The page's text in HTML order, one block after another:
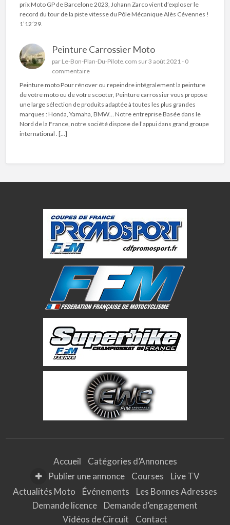
prix Moto GP de Barcelone 2023, Johann Zarco vient d’exploser le
record du tour de la piste vitesse du Pôle Mécanique Alès Cévennes !
1’12´29.
Peinture Carrossier Moto
par Le-Bon-Plan-Du-Pilote.com sur 3 août 2021 - 0
commentaire
Peinture moto Pour rénover ou repeindre intégralement la peinture
de votre moto ou de votre scooter, Peinture carrossier vous propose
une large sélection de produits adaptée à toutes les plus grandes
marques : Honda, Yamaha, BMW… Notre entreprise Basée dans le
Nord de la France, notre société dispose de l’appui dans grand groupe
international . […]
Accueil
Catégories d’Annonces
Publier une annonce
Courses
Live TV
Actualités Moto
Événements
Les Bonnes Adresses
Demande licence
Demande d’engagement
Vidéos de Circuit
Contact